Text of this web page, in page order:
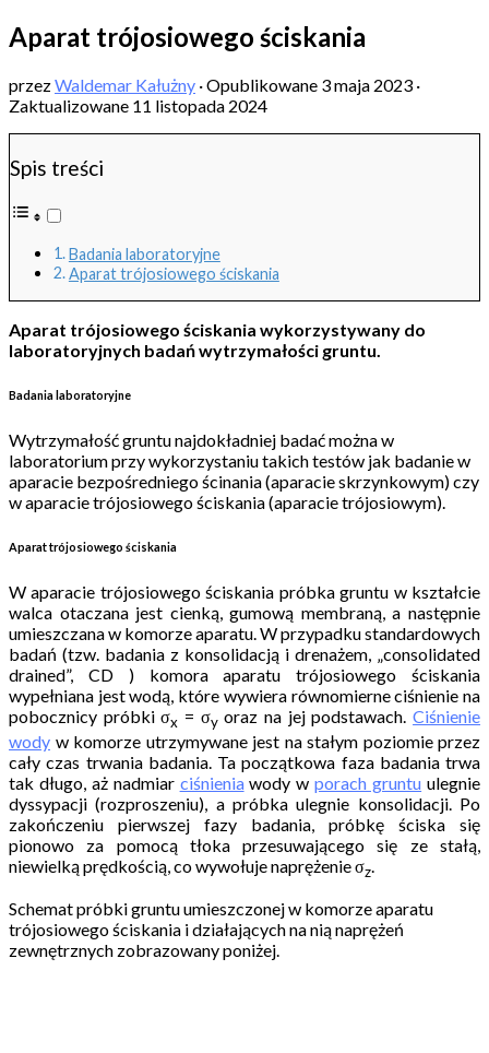
Aparat trójosiowego ściskania
przezWaldemar Kałużny · Opublikowane 3 maja 2023 ·
Zaktualizowane 11 listopada 2024
Spis treści
Badania laboratoryjne
Aparat trójosiowego ściskania
Aparat trójosiowego ściskania wykorzystywany do
laboratoryjnych badań wytrzymałości gruntu.
Badania laboratoryjne
Wytrzymałość gruntu najdokładniej badać można w
laboratorium przy wykorzystaniu takich testów jak badanie w
aparacie bezpośredniego ścinania (aparacie skrzynkowym) czy
w aparacie trójosiowego ściskania (aparacie trójosiowym).
Aparat trójosiowego ściskania
W aparacie trójosiowego ściskania próbka gruntu w kształcie
walca otaczana jest cienką, gumową membraną, a następnie
umieszczana w komorze aparatu. W przypadku standardowych
badań (tzw. badania z konsolidacją i drenażem, „consolidated
drained”, CD ) komora aparatu trójosiowego ściskania
wypełniana jest wodą, które wywiera równomierne ciśnienie na
pobocznicy próbki σx = σyoraz na jej podstawach.Ciśnienie
wody w komorze utrzymywane jest na stałym poziomie przez
cały czas trwania badania. Ta początkowa faza badania trwa
tak długo, aż nadmiar ciśnieniawody wporach gruntu ulegnie
dyssypacji (rozproszeniu), a próbka ulegnie konsolidacji. Po
zakończeniu pierwszej fazy badania, próbkę ściska się
pionowo za pomocą tłoka przesuwającego się ze stałą,
niewielką prędkością, co wywołuje naprężenie σz.
Schemat próbki gruntu umieszczonej w komorze aparatu
trójosiowego ściskania i działających na nią naprężeń
zewnętrznych zobrazowany poniżej.